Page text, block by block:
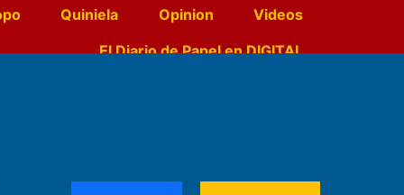
Quiniela Opinion
Videos
El Diario de Papel en DIGITAL